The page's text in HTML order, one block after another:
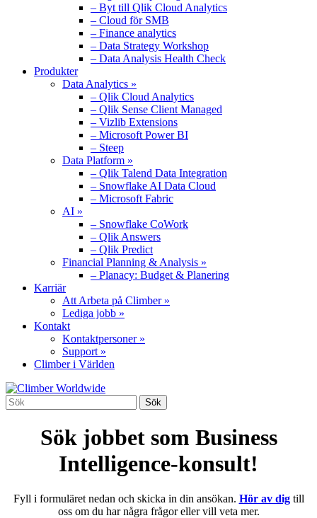
– Byt till Qlik Cloud Analytics
– Cloud för SMB
– Finance analytics
– Data Strategy Workshop
– Data Analysis Health Check
Produkter
Data Analytics »
– Qlik Cloud Analytics
– Qlik Sense Client Managed
– Vizlib Extensions
– Microsoft Power BI
– Steep
Data Platform »
– Qlik Talend Data Integration
– Snowflake AI Data Cloud
– Microsoft Fabric
AI »
– Snowflake CoWork
– Qlik Answers
– Qlik Predict
Financial Planning & Analysis »
– Planacy: Budget & Planering
Karriär
Att Arbeta på Climber »
Lediga jobb »
Kontakt
Kontaktpersoner »
Support »
Climber i Världen
Sök jobbet som Business
Intelligence-konsult!
Fyll i formuläret nedan och skicka in din ansökan. Hör av digtill
oss om du har några frågor eller vill veta mer.